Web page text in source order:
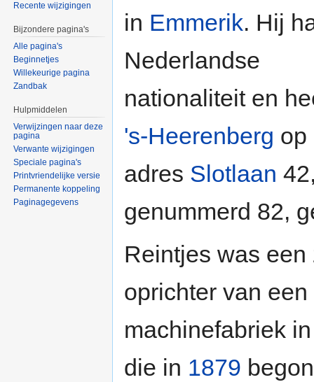
in Emmerik. Hij
Nederlandse
nationaliteit en
's-Heerenberg op
adres Slotlaan
genummerd 82,
Reintjes was
oprichter van een
machinefabriek
die in 1879
Recente wijzigingen
Bijzondere pagina's
Alle pagina's
Beginnetjes
Willekeurige pagina
Zandbak
Hulpmiddelen
Verwijzingen naar deze
pagina
Verwante wijzigingen
Speciale pagina's
Printvriendelijke versie
Permanente koppeling
Paginagegevens